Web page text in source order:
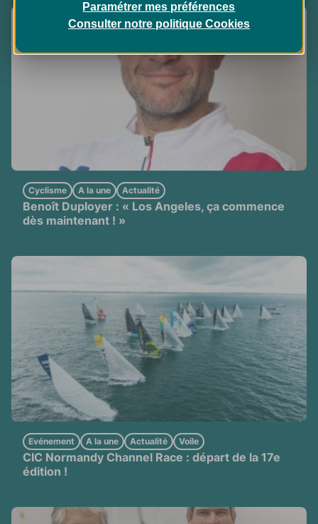
Benoît Duployer : « Los Angeles, ça commence
dès maintenant ! »
Cyclisme A la une Actualité
CIC Normandy Channel Race : départ de la 17e
édition !
Evénement A la une Actualité Voile
Paramétrer mes préférences
Consulter notre politique Cookies